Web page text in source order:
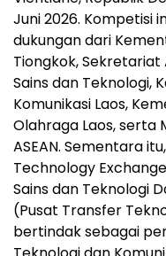
Juni 2026. Kompetisi
dukungan dari
Tiongkok, Sekretariat
Sains dan Teknologi,
Komunikasi Laos,
Olahraga Laos, serta
ASEAN. Sementara
Technology
Sains dan Teknologi
(Pusat Transfer
bertindak sebagai